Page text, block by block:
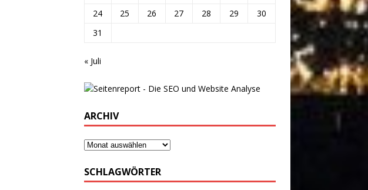
24
25 26 27 28 29
30
31
« Juli
ARCHIV
SCHLAGWÖRTER